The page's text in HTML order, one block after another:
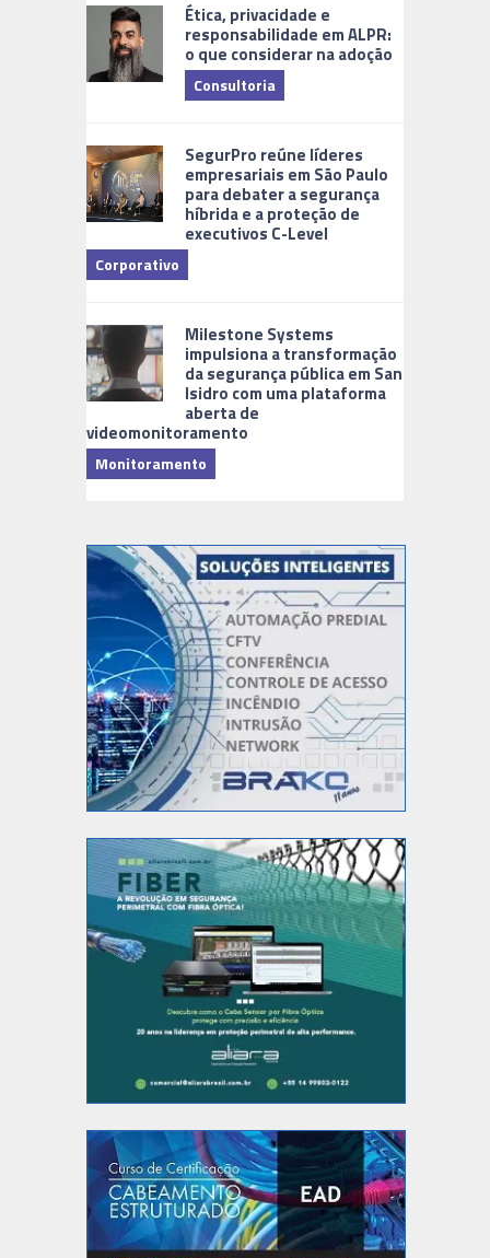
Ética, privacidade e
responsabilidade em ALPR:
o que considerar na adoção
Consultoria
SegurPro reúne líderes
empresariais em São Paulo
para debater a segurança
híbrida e a proteção de
executivos C-Level
Corporativo
Milestone Systems
impulsiona a transformação
da segurança pública em San
Isidro com uma plataforma
aberta de
videomonitoramento
Monitoramento